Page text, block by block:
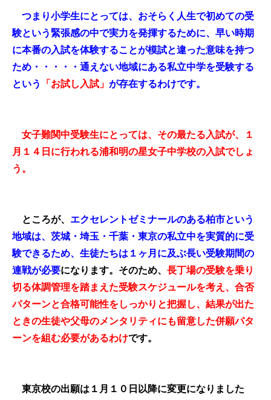
つまり小学生にとっては、おそらく人生で初めての受
験という緊張感の中で実力を発揮するために、早い時期
に本番の入試を体験することが模試と違った意味を持つ
ため・・・・・通えない地域にある私立中学を受験する
という
「お試し入試」 が存在するわけです。
女子難関中受験生にとっては、その最たる入試が、
１
月１４日 に行われる浦和明の星女子中学校の入試でしょ
う。
ところが、 エクセレントゼミナールのある柏市という
地域は、茨城・埼玉・千葉・東京の私立中を実質的に受
験できるため、生徒たちは１ヶ月に及ぶ長い受験期間の
連戦が必要になります。そのため、 長丁場の受験を乗り
切る体調管理を踏まえた受験スケジュールを考え、合否
パターンと合格可能性をしっかりと把握し、結果が出た
ときの生徒や父母のメンタリティにも留意した併願パタ
ーンを組む必要があるわけです。
東京校の出願は１月１０日以降に変更になりました